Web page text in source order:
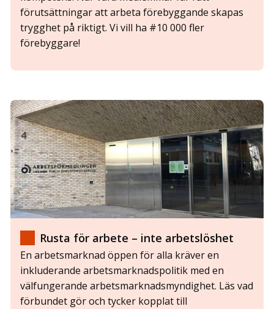
förutsättningar att arbeta förebyggande skapas
trygghet på riktigt. Vi vill ha #10 000 fler
förebyggare!
Rusta för arbete – inte arbetslöshet
En arbetsmarknad öppen för alla kräver en
inkluderande arbetsmarknadspolitik med en
välfungerande arbetsmarknadsmyndighet. Läs vad
förbundet gör och tycker kopplat till